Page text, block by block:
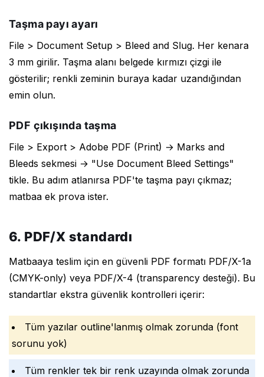
Taşma payı ayarı
File > Document Setup > Bleed and Slug. Her kenara
3 mm girilir. Taşma alanı belgede kırmızı çizgi ile
gösterilir; renkli zeminin buraya kadar uzandığından
emin olun.
PDF çıkışında taşma
File > Export > Adobe PDF (Print) → Marks and
Bleeds sekmesi → "Use Document Bleed Settings"
tikle. Bu adım atlanırsa PDF'te taşma payı çıkmaz;
matbaa ek prova ister.
6. PDF/X standardı
Matbaaya teslim için en güvenli PDF formatı PDF/X-1a
(CMYK-only) veya PDF/X-4 (transparency desteği). Bu
standartlar ekstra güvenlik kontrolleri içerir:
Tüm yazılar outline'lanmış olmak zorunda (font
sorunu yok)
Tüm renkler tek bir renk uzayında olmak zorunda